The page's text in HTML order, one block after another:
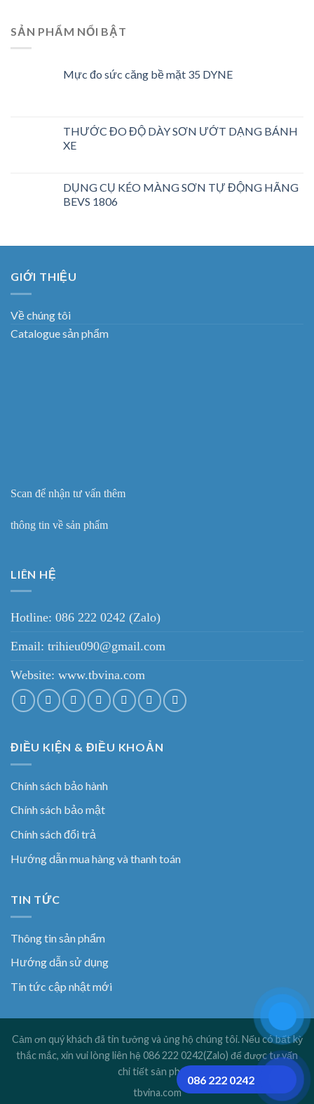
SẢN PHẨM NỔI BẬT
Mực đo sức căng bề mặt 35 DYNE
THƯỚC ĐO ĐỘ DÀY SƠN ƯỚT DẠNG BÁNH
XE
DỤNG CỤ KÉO MÀNG SƠN TỰ ĐỘNG HÃNG
BEVS 1806
GIỚI THIỆU
Về chúng tôi
Catalogue sản phẩm
Scan để nhận tư vấn thêm
thông tin về sản phẩm
LIÊN HỆ
Hotline: 086 222 0242 (Zalo)
Email: trihieu090@gmail.com
Website: www.tbvina.com
ĐIỀU KIỆN & ĐIỀU KHOẢN
Chính sách bảo hành
Chính sách bảo mật
Chính sách đổi trả
Hướng dẫn mua hàng và thanh toán
TIN TỨC
Thông tin sản phẩm
Hướng dẫn sử dụng
Tin tức cập nhật mới
Cảm ơn quý khách đã tin tưởng và ủng hộ chúng tôi. Nếu có bất kỳ
thắc mắc, xin vui lòng liên hệ 086 222 0242(Zalo) để được tư vấn
chi tiết sản phẩm!
tbvina.com
086 222 0242